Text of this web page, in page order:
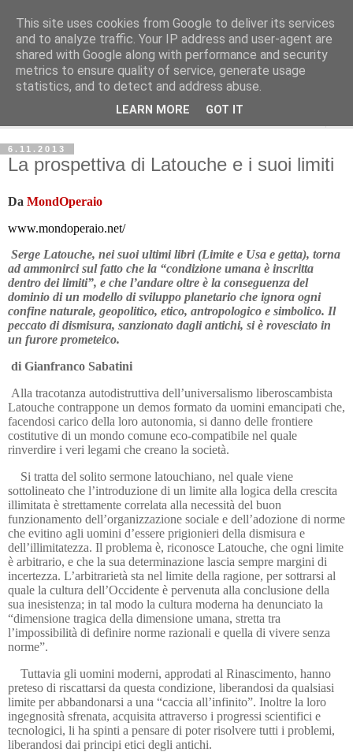
Avvenire dei Lavoratori
ECONOMIA
6.11.2013
La prospettiva di Latouche e i suoi limiti
Da MondOperaio
www.mondoperaio.net/
Serge Latouche, nei suoi ultimi libri (Limite e Usa e getta), torna
ad ammonirci sul fatto che la “condizione umana è inscritta
dentro dei limiti”, e che l’andare oltre è la conseguenza del
dominio di un modello di sviluppo planetario che ignora ogni
confine naturale, geopolitico, etico, antropologico e simbolico. Il
peccato di dismisura, sanzionato dagli antichi, si è rovesciato in
un furore prometeico.
di Gianfranco Sabatini
Alla tracotanza autodistruttiva dell’universalismo liberoscambista
Latouche contrappone un demos formato da uomini emancipati che,
facendosi carico della loro autonomia, si danno delle frontiere
costitutive di un mondo comune eco-compatibile nel quale
rinverdire i veri legami che creano la società.
Si tratta del solito sermone latouchiano, nel quale viene
sottolineato che l’introduzione di un limite alla logica della crescita
illimitata è strettamente correlata alla necessità del buon
funzionamento dell’organizzazione sociale e dell’adozione di norme
che evitino agli uomini d’essere prigionieri della dismisura e
dell’illimitatezza. Il problema è, riconosce Latouche, che ogni limite
è arbitrario, e che la sua determinazione lascia sempre margini di
incertezza. L’arbitrarietà sta nel limite della ragione, per sottrarsi al
quale la cultura dell’Occidente è pervenuta alla conclusione della
sua inesistenza; in tal modo la cultura moderna ha denunciato la
“dimensione tragica della dimensione umana, stretta tra
l’impossibilità di definire norme razionali e quella di vivere senza
norme”.
Tuttavia gli uomini moderni, approdati al Rinascimento, hanno
preteso di riscattarsi da questa condizione, liberandosi da qualsiasi
limite per abbandonarsi a una “caccia all’infinito”. Inoltre la loro
ingegnosità sfrenata, acquisita attraverso i progressi scientifici e
tecnologici, li ha spinti a pensare di poter risolvere tutti i problemi,
liberandosi dai principi etici degli antichi.
This site uses cookies from Google to deliver its services
and to analyze traffic. Your IP address and user-agent are
shared with Google along with performance and security
metrics to ensure quality of service, generate usage
statistics, and to detect and address abuse.
LEARN MORE GOT IT